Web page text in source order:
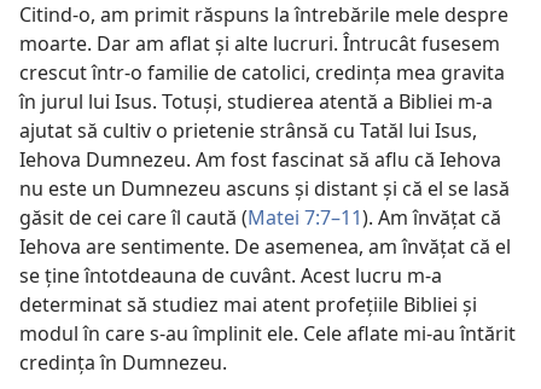
Citind-o, am primit răspuns la întrebările mele despre
moarte. Dar am aflat şi alte lucruri. Întrucât fusesem
crescut într-o familie de catolici, credinţa mea gravita
în jurul lui Isus. Totuşi, studierea atentă a Bibliei m-a
ajutat să cultiv o prietenie strânsă cu Tatăl lui Isus,
Iehova Dumnezeu. Am fost fascinat să aflu că Iehova
nu este un Dumnezeu ascuns şi distant şi că el se lasă
găsit de cei care îl caută (Matei 7:7–11). Am învăţat că
Iehova are sentimente. De asemenea, am învăţat că el
se ţine întotdeauna de cuvânt. Acest lucru m-a
determinat să studiez mai atent profeţiile Bibliei şi
modul în care s-au împlinit ele. Cele aflate mi-au întărit
credinţa în Dumnezeu.